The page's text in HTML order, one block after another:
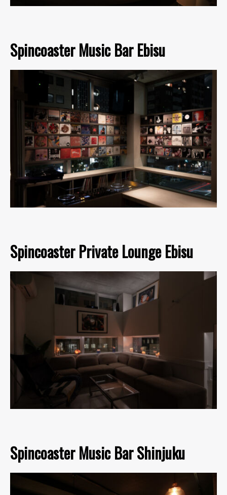
Spincoaster Music Bar Ebisu
Spincoaster Private Lounge Ebisu
Spincoaster Music Bar Shinjuku